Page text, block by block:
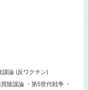
謀論 (反ワクチン)
陰謀論 ・第5世代戦争 ・